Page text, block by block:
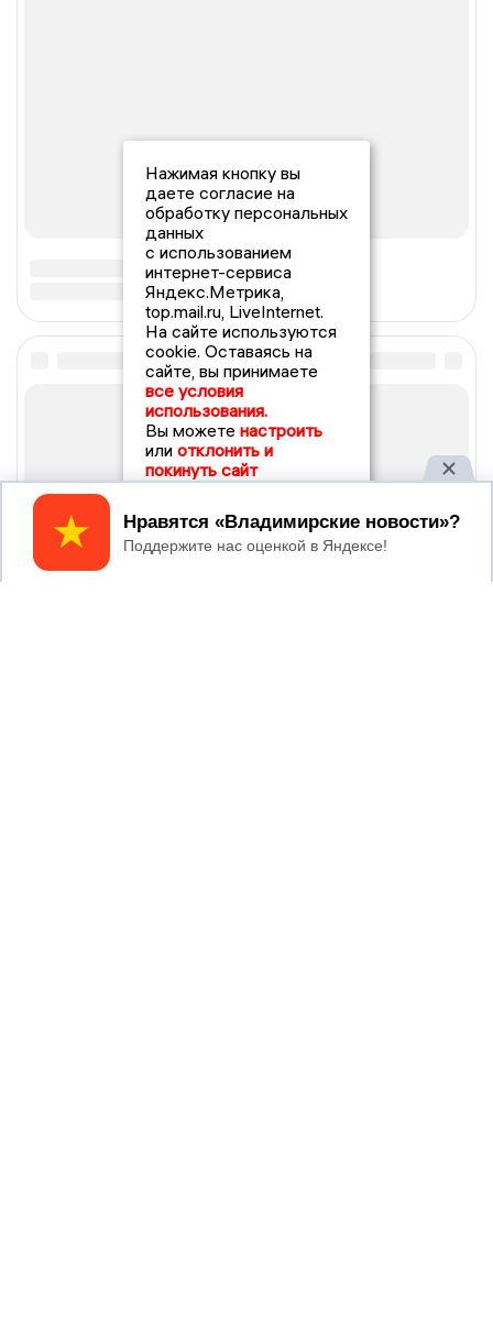
Нажимая кнопку вы
даете согласие на
обработку персональных
данных
с использованием
интернет-сервиса
Яндекс.Метрика,
top.mail.ru, LiveInternet.
На сайте используются
cookie. Оставаясь на
сайте, вы принимаете
все условия
использования.
Вы можете настроить
или отклонить и
покинуть сайт
Принять